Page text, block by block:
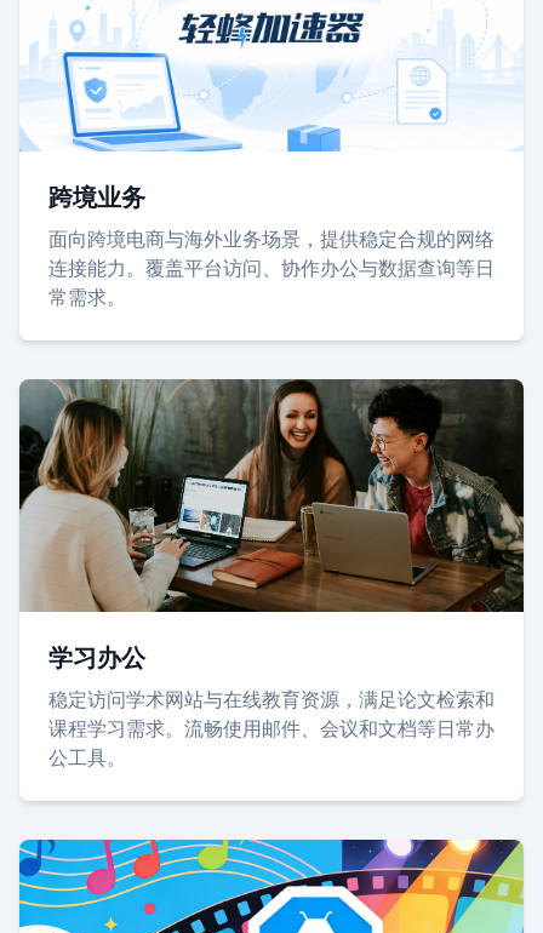
跨境业务
面向跨境电商与海外业务场景，提供稳定合规的网络
连接能力。覆盖平台访问、协作办公与数据查询等日
常需求。
学习办公
稳定访问学术网站与在线教育资源，满足论文检索和
课程学习需求。流畅使用邮件、会议和文档等日常办
公工具。